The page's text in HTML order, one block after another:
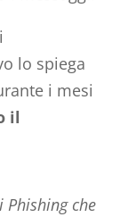
lo spiega
i mesi
il
Phishing che